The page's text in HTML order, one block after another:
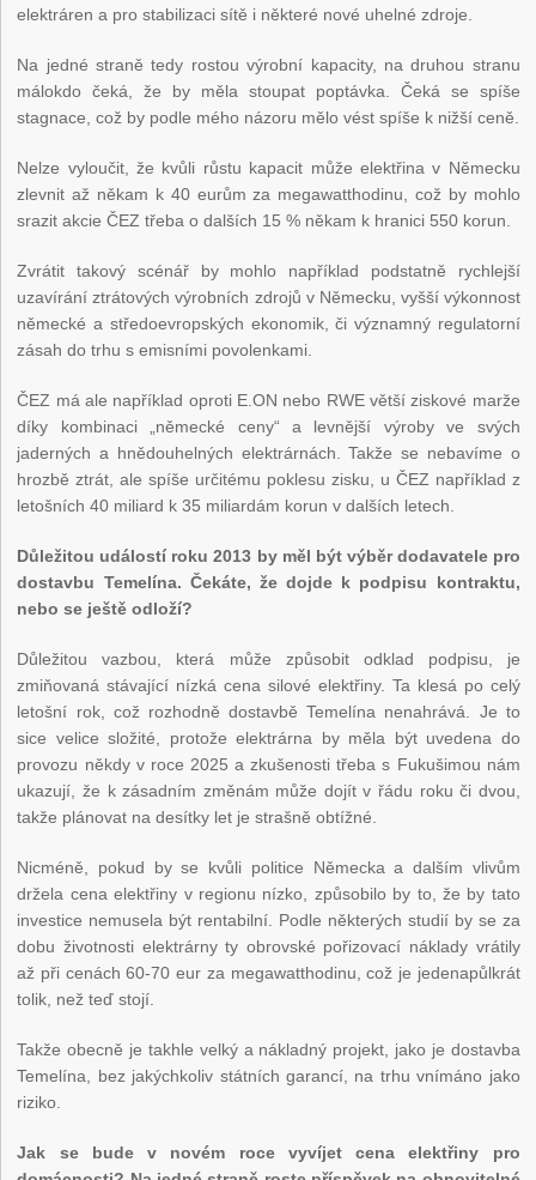
elektráren a pro stabilizaci sítě i některé nové uhelné zdroje.
Na jedné straně tedy rostou výrobní kapacity, na druhou stranu
málokdo čeká, že by měla stoupat poptávka. Čeká se spíše
stagnace, což by podle mého názoru mělo vést spíše k nižší ceně.
Nelze vyloučit, že kvůli růstu kapacit může elektřina v Německu
zlevnit až někam k 40 eurům za megawatthodinu, což by mohlo
srazit akcie ČEZ třeba o dalších 15 % někam k hranici 550 korun.
Zvrátit takový scénář by mohlo například podstatně rychlejší
uzavírání ztrátových výrobních zdrojů v Německu, vyšší výkonnost
německé a středoevropských ekonomik, či významný regulatorní
zásah do trhu s emisními povolenkami.
ČEZ má ale například oproti E.ON nebo RWE větší ziskové marže
díky kombinaci „německé ceny“ a levnější výroby ve svých
jaderných a hnědouhelných elektrárnách. Takže se nebavíme o
hrozbě ztrát, ale spíše určitému poklesu zisku, u ČEZ například z
letošních 40 miliard k 35 miliardám korun v dalších letech.
Důležitou událostí roku 2013 by měl být výběr dodavatele pro
dostavbu Temelína. Čekáte, že dojde k podpisu kontraktu,
nebo se ještě odloží?
Důležitou vazbou, která může způsobit odklad podpisu, je
zmiňovaná stávající nízká cena silové elektřiny. Ta klesá po celý
letošní rok, což rozhodně dostavbě Temelína nenahrává. Je to
sice velice složité, protože elektrárna by měla být uvedena do
provozu někdy v roce 2025 a zkušenosti třeba s Fukušimou nám
ukazují, že k zásadním změnám může dojít v řádu roku či dvou,
takže plánovat na desítky let je strašně obtížné.
Nicméně, pokud by se kvůli politice Německa a dalším vlivům
držela cena elektřiny v regionu nízko, způsobilo by to, že by tato
investice nemusela být rentabilní. Podle některých studií by se za
dobu životnosti elektrárny ty obrovské pořizovací náklady vrátily
až při cenách 60-70 eur za megawatthodinu, což je jedenapůlkrát
tolik, než teď stojí.
Takže obecně je takhle velký a nákladný projekt, jako je dostavba
Temelína, bez jakýchkoliv státních garancí, na trhu vnímáno jako
riziko.
Jak se bude v novém roce vyvíjet cena elektřiny pro